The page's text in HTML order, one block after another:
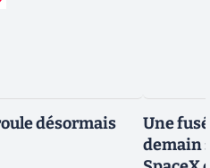
désormais
Une
demain